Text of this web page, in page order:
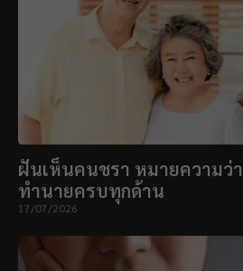
ฝันเห็นคนชรา หมายความว่า
ทำนายครบทุกด้าน
17/07/2026